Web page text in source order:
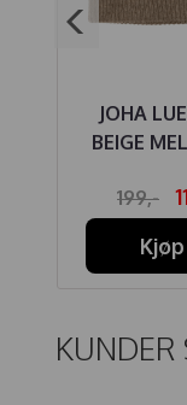
JOHA
BEIGE
199,-
Kjøp
KUNDER